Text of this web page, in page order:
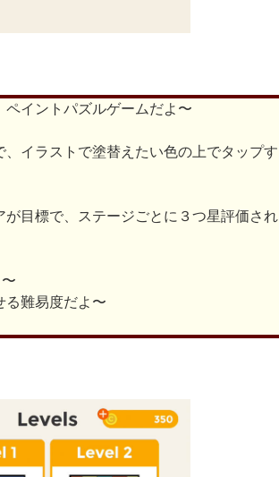
イントパズルゲームだよ〜
イラストで塗替えたい色の上でタップす
目標で、ステージごとに３つ星評価され
る難易度だよ〜